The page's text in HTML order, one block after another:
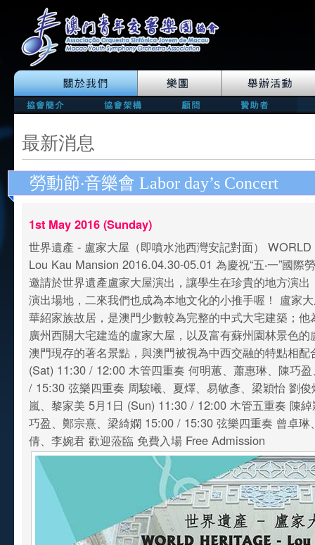
最新消息
勞動節‧音樂會 Labor day’s Concert
1st May 2016 (Sunday)
世界遺產 - 盧家大屋（即噴水池西灣安記對面）
Lou Kau Mansion 2016.04.30-05.01 為慶祝“五‧一”國際
邀請於世界遺產盧家大屋演出，讓學生在珍貴的地方演出
演出場地，二來我們也成為本地文化的小推手喔！ 盧家
華紹家族故居，是澳門少數較為完整的中式大宅建築；他
廣州西關大宅建造的盧家大屋，以及富有蘇州園林景色
澳門現存的著名景點，與澳門被視為中西交融的特點相配
(Sat) 11:30 / 12:00 木管四重奏 何明蕙、蕭惠琳、陳巧
/ 15:30 弦樂四重奏 周駿曦、夏燡、易敏彥、梁穎怡 劉
嵐、黎家美 5月1日 (Sun) 11:30 / 12:00 木管五重奏 陳
巧盈、鄭宗熹、梁綺嫻 15:00 / 15:30 弦樂四重奏 曾卓琳
倩、李婉君 歡迎蒞臨 免費入場 Free Admission